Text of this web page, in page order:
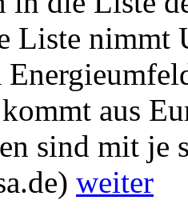
Liste nimmt
aus
sind mit je
weiter